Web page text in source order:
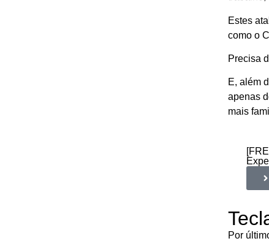
Estes
como o
Precisa
E, além
apenas
mais
Por